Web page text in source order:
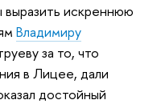
выразить искреннюю
Владимиру
за то, что
в Лицее, дали
достойный